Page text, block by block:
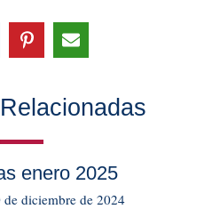
enero 2025
de diciembre de 2024